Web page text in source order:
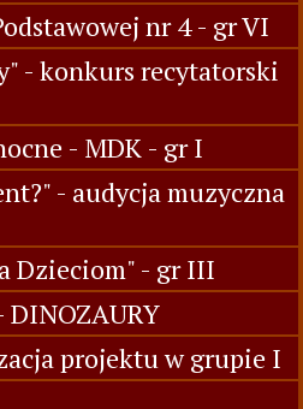
nr 4 - gr VI
- konkurs recytatorski
- MDK - gr I
- audycja muzyczna
Dzieciom" - gr III
DINOZAURY
projektu w grupie I